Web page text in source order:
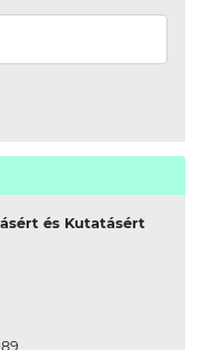
és Kutatásért